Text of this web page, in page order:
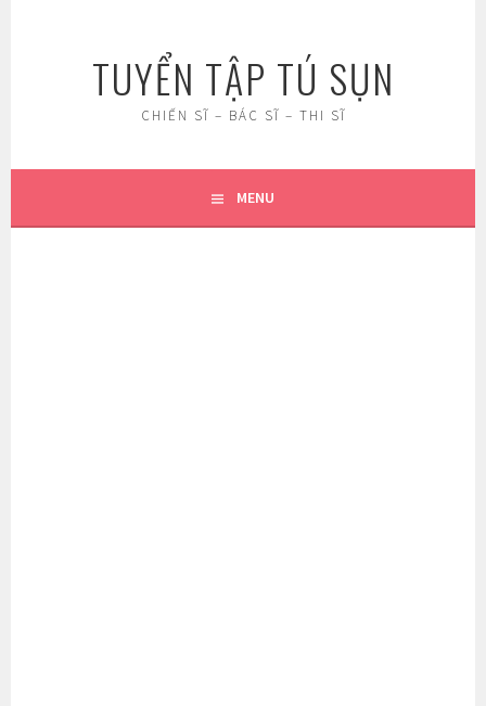
TUYỂN TẬP TÚ SỤN
CHIẾN SĨ – BÁC SĨ – THI SĨ
MENU